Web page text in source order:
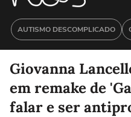
AUTISMO DESCOMPLICADO
Giovanna
em remake de
falar e ser